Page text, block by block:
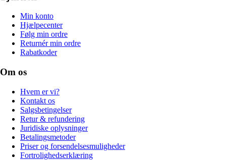
Min konto
Hjælpecenter
Følg min ordre
Returnér min ordre
Rabatkoder
Om os
Hvem er vi?
Kontakt os
Salgsbetingelser
Retur & refundering
Juridiske oplysninger
Betalingsmetoder
Priser og forsendelsesmuligheder
Fortrolighedserklæring